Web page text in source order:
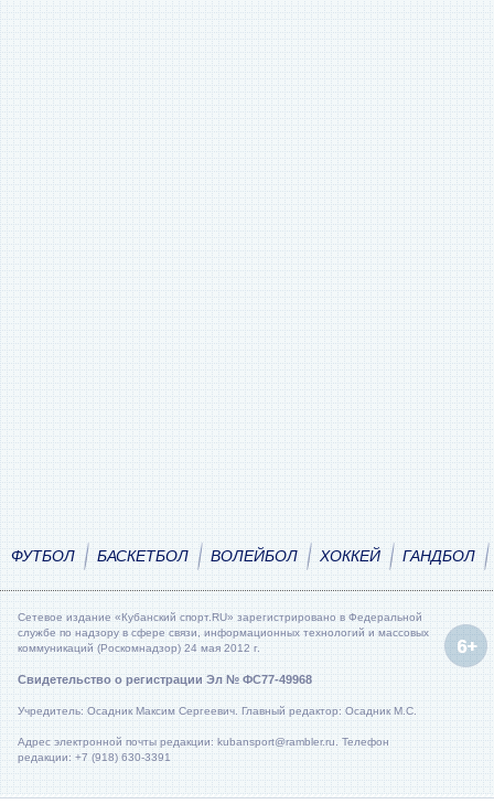
ФУТБОЛ БАСКЕТБОЛ ВОЛЕЙБОЛ ХОККЕЙ ГАНДБОЛ
Сетевое издание «Кубанский спорт.RU» зарегистрировано в Федеральной
службе по надзору в сфере связи, информационных технологий и массовых
коммуникаций (Роскомнадзор) 24 мая 2012 г.
Свидетельство о регистрации Эл № ФС77-49968
Учредитель: Осадник Максим Сергеевич. Главный редактор: Осадник М.С.
Адрес электронной почты редакции: kubansport@rambler.ru. Телефон
редакции: +7 (918) 630-3391